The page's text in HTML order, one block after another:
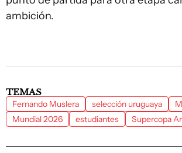
ambición.
TEMAS
Fernando Muslera selección uruguaya
Mundial 2026
estudiantes Supercopa